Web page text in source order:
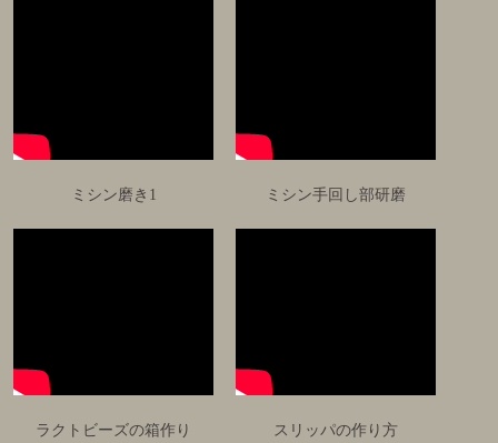
ミシン磨き1 ミシン手回し部研磨
ラクトビーズの箱作り スリッパの作り方